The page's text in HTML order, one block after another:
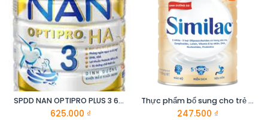
SPDD NAN OPTIPRO PLUS 3 6X800G
625.000 ₫
Thực phẩm bổ sung cho trẻ từ 2 tuổi trở lên Similac 2+ 1.6 KG
247.500 ₫